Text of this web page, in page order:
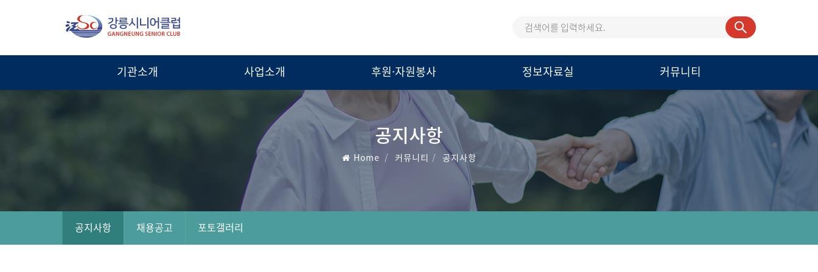
강
릉
시
니
어
검
색
어
합
기
기관소개 사업소개 후원·자원봉사 정보자료실 커뮤니티
공지사항
Home 커뮤니티 공지사항
공지사항 채용공고 포토갤러리